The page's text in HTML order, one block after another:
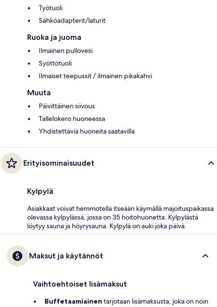
Työtuoli
Sähköadapterit/laturit
Ruoka ja juoma
Ilmainen pullovesi
Syöttötuoli
Ilmaiset teepussit / ilmainen pikakahvi
Muuta
Päivittäinen siivous
Tallelokero huoneessa
Yhdistettäviä huoneita saatavilla
Erityisominaisuudet
Kylpylä
Asiakkaat voivat hemmotella itseään käymällä majoituspaikassa
olevassa kylpylässä, jossa on 35 hoitohuonetta. Kylpylästä
löytyy sauna ja höyrysauna. Kylpylä on auki joka päivä.
Maksut ja käytännöt
Vaihtoehtoiset lisämaksut
Buffetaamiainen tarjotaan lisämaksusta, joka on noin